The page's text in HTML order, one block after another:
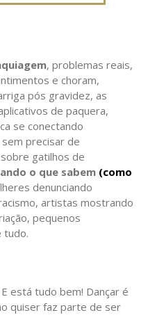
, problemas reais,
e choram,
pós gravidez, as
de paquera,
se conectando
precisar de
gatilhos de
o que sabem (como
denunciando
artistas mostrando
pequenos
tudo.
E está tudo bem! Dançar é
quiser faz parte de ser